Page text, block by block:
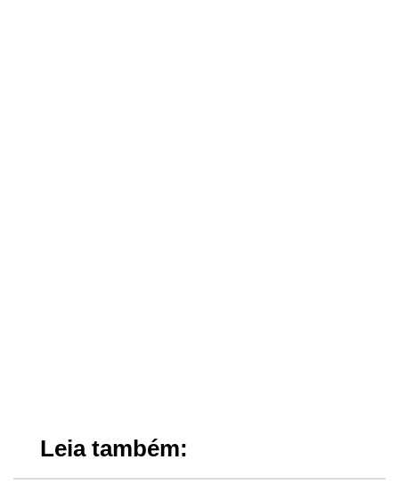
Leia também: